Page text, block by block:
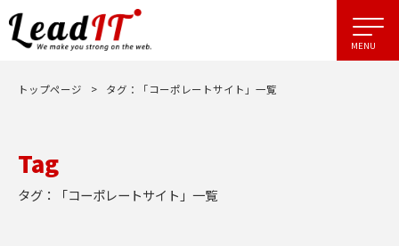
トップページ > タグ：「コーポレートサイト」一覧
Tag
タグ：「コーポレートサイト」一覧